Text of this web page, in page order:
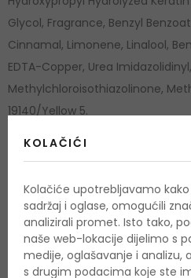
Glycol, Fragrance, Benzyl
Cinnamal, Limonene, Linalool,
EDTA-Copper, Urea Imidazolidinyl,
Methylchloroisothiazolinone,
19140/Yellow 5.
Popis sastojaka se može
provjerite popis sastojaka
proizvodu.
Prema tipu
kose
Suha kosa,
kosa
KOLAČIĆI
Kolačiće upotrebljavamo
sadržaj i oglase, omogućili
analizirali promet. Isto tako,
naše web-lokacije dijelimo s
medije, oglašavanje i analizu,
s drugim podacima koje ste